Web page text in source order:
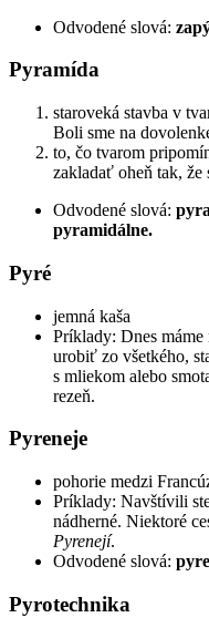
Odvodené slová:
Pyramída
staroveká stavba v
Boli sme na
to, čo tvarom
zakladať oheň tak, že
Odvodené slová:
pyramidálne.
Pyré
jemná kaša
Príklady: Dnes máme
urobiť zo všetkého,
s mliekom alebo
rezeň.
Pyreneje
pohorie medzi
Príklady: Navštívili
nádherné. Niektoré
Pyrenejí.
Odvodené slová:
Pyrotechnika